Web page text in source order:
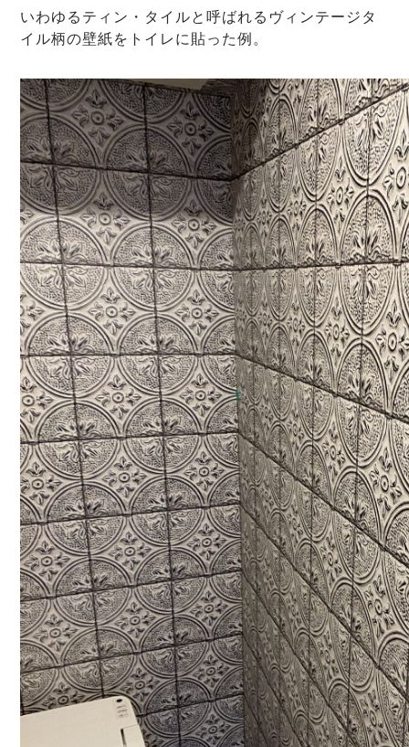
いわゆるティン・タイルと呼ばれるヴィンテージタ
イル柄の壁紙をトイレに貼った例。